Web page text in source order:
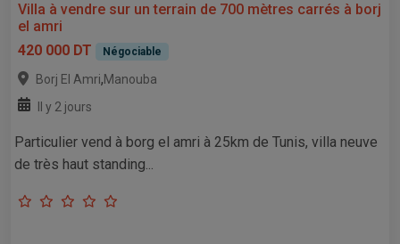
Villa à vendre sur un terrain de 700 mètres carrés à borj
el amri
420 000 DT
Négociable
Borj El Amri,Manouba
Il y 2 jours
Particulier vend à borg el amri à 25km de Tunis, villa neuve
de très haut standing...